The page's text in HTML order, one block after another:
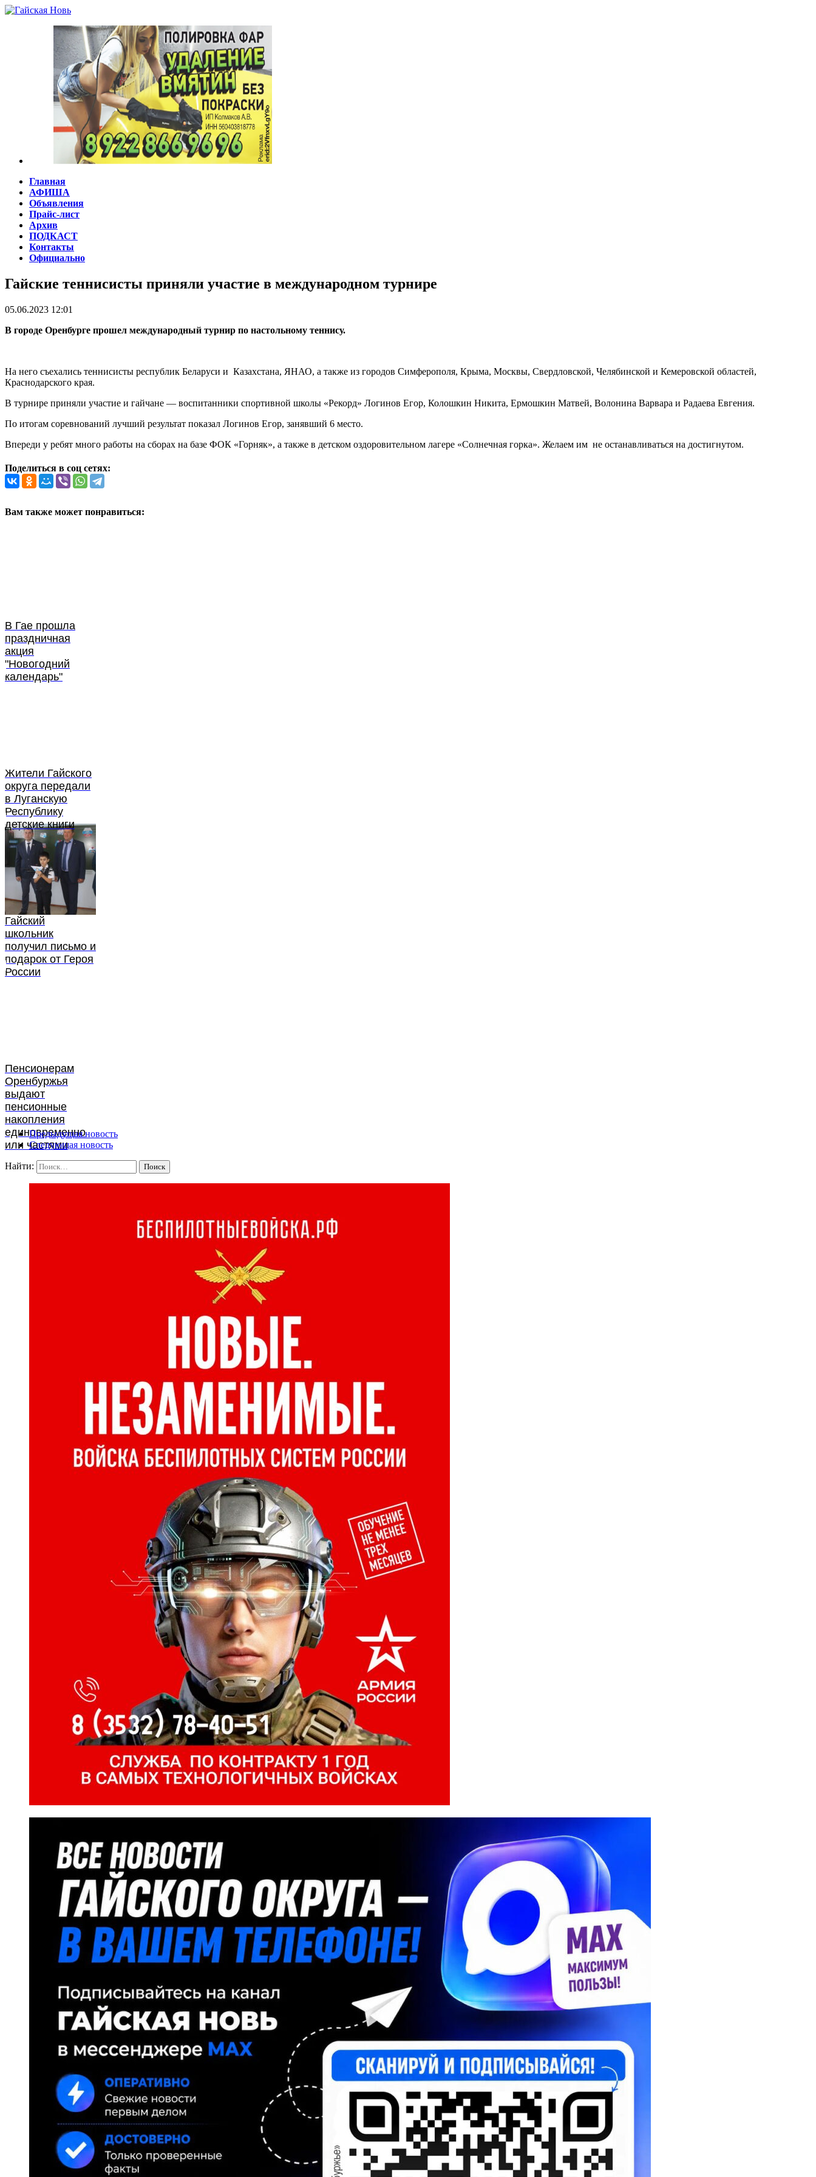
Главная
АФИША
Объявления
Прайс-лист
Архив
ПОДКАСТ
Контакты
Официально
Гайские теннисисты приняли участие в международном турнире
05.06.2023 12:01
В городе Оренбурге прошел международный турнир по настольному теннису.
На него съехались теннисисты республик Беларуси и Казахстана, ЯНАО, а также из городов Симферополя, Крыма, Москвы, Свердловской, Челябинской и Кемеровской областей,
Краснодарского края.
В турнире приняли участие и гайчане — воспитанники спортивной школы «Рекорд» Логинов Егор, Колошкин Никита, Ермошкин Матвей, Волонина Варвара и Радаева Евгения.
По итогам соревнований лучший результат показал Логинов Егор, занявший 6 место.
Впереди у ребят много работы на сборах на базе ФОК «Горняк», а также в детском оздоровительном лагере «Солнечная горка». Желаем им не останавливаться на достигнутом.
Поделиться в соц сетях:
Вам также может понравиться:
В Гае прошла
праздничная
акция
"Новогодний
календарь"
Жители Гайского
округа передали
в Луганскую
Республику
детские книги
Гайский
школьник
получил письмо и
подарок от Героя
России
Пенсионерам
Оренбуржья
выдают
пенсионные
накопления
единовременно
или частями
Предыдущая новость
Следующая новость
Найти: